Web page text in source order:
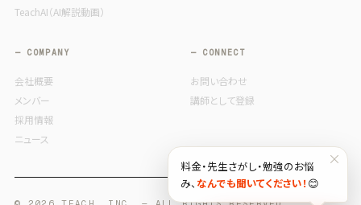
TeachAI（AI解説動画）
— COMPANY
会社概要
メンバー
採用情報
ニュース
— CONNECT
お問い合わせ
講師として登録
×
料金・先生さがし・勉強のお悩
み、 なんでも聞いてください！ 😊